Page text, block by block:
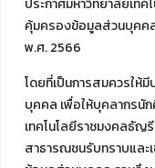
ประกาศมหาวิทยาลัยเท
คุ้มครองข้อมูลส่วนบุคค
พ.ศ. 2566
โดยที่เป็นการสมควรให้
บุคคล เพื่อให้บุคลากรนั
เทคโนโลยีราชมงคลธัญ
สาธารณชนรับทราบและ